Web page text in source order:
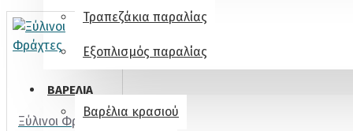
Τραπεζάκια παραλίας
Εξοπλισμός παραλίας
ΒΑΡΕΛΙΑ
Βαρέλια κρασιού
Ξύλινοι Φράχτες